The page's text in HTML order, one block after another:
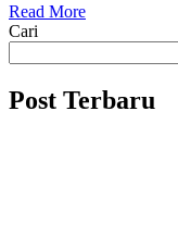
Read More
Cari
Post Terbaru